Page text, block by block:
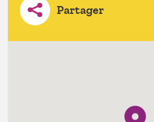
Partager